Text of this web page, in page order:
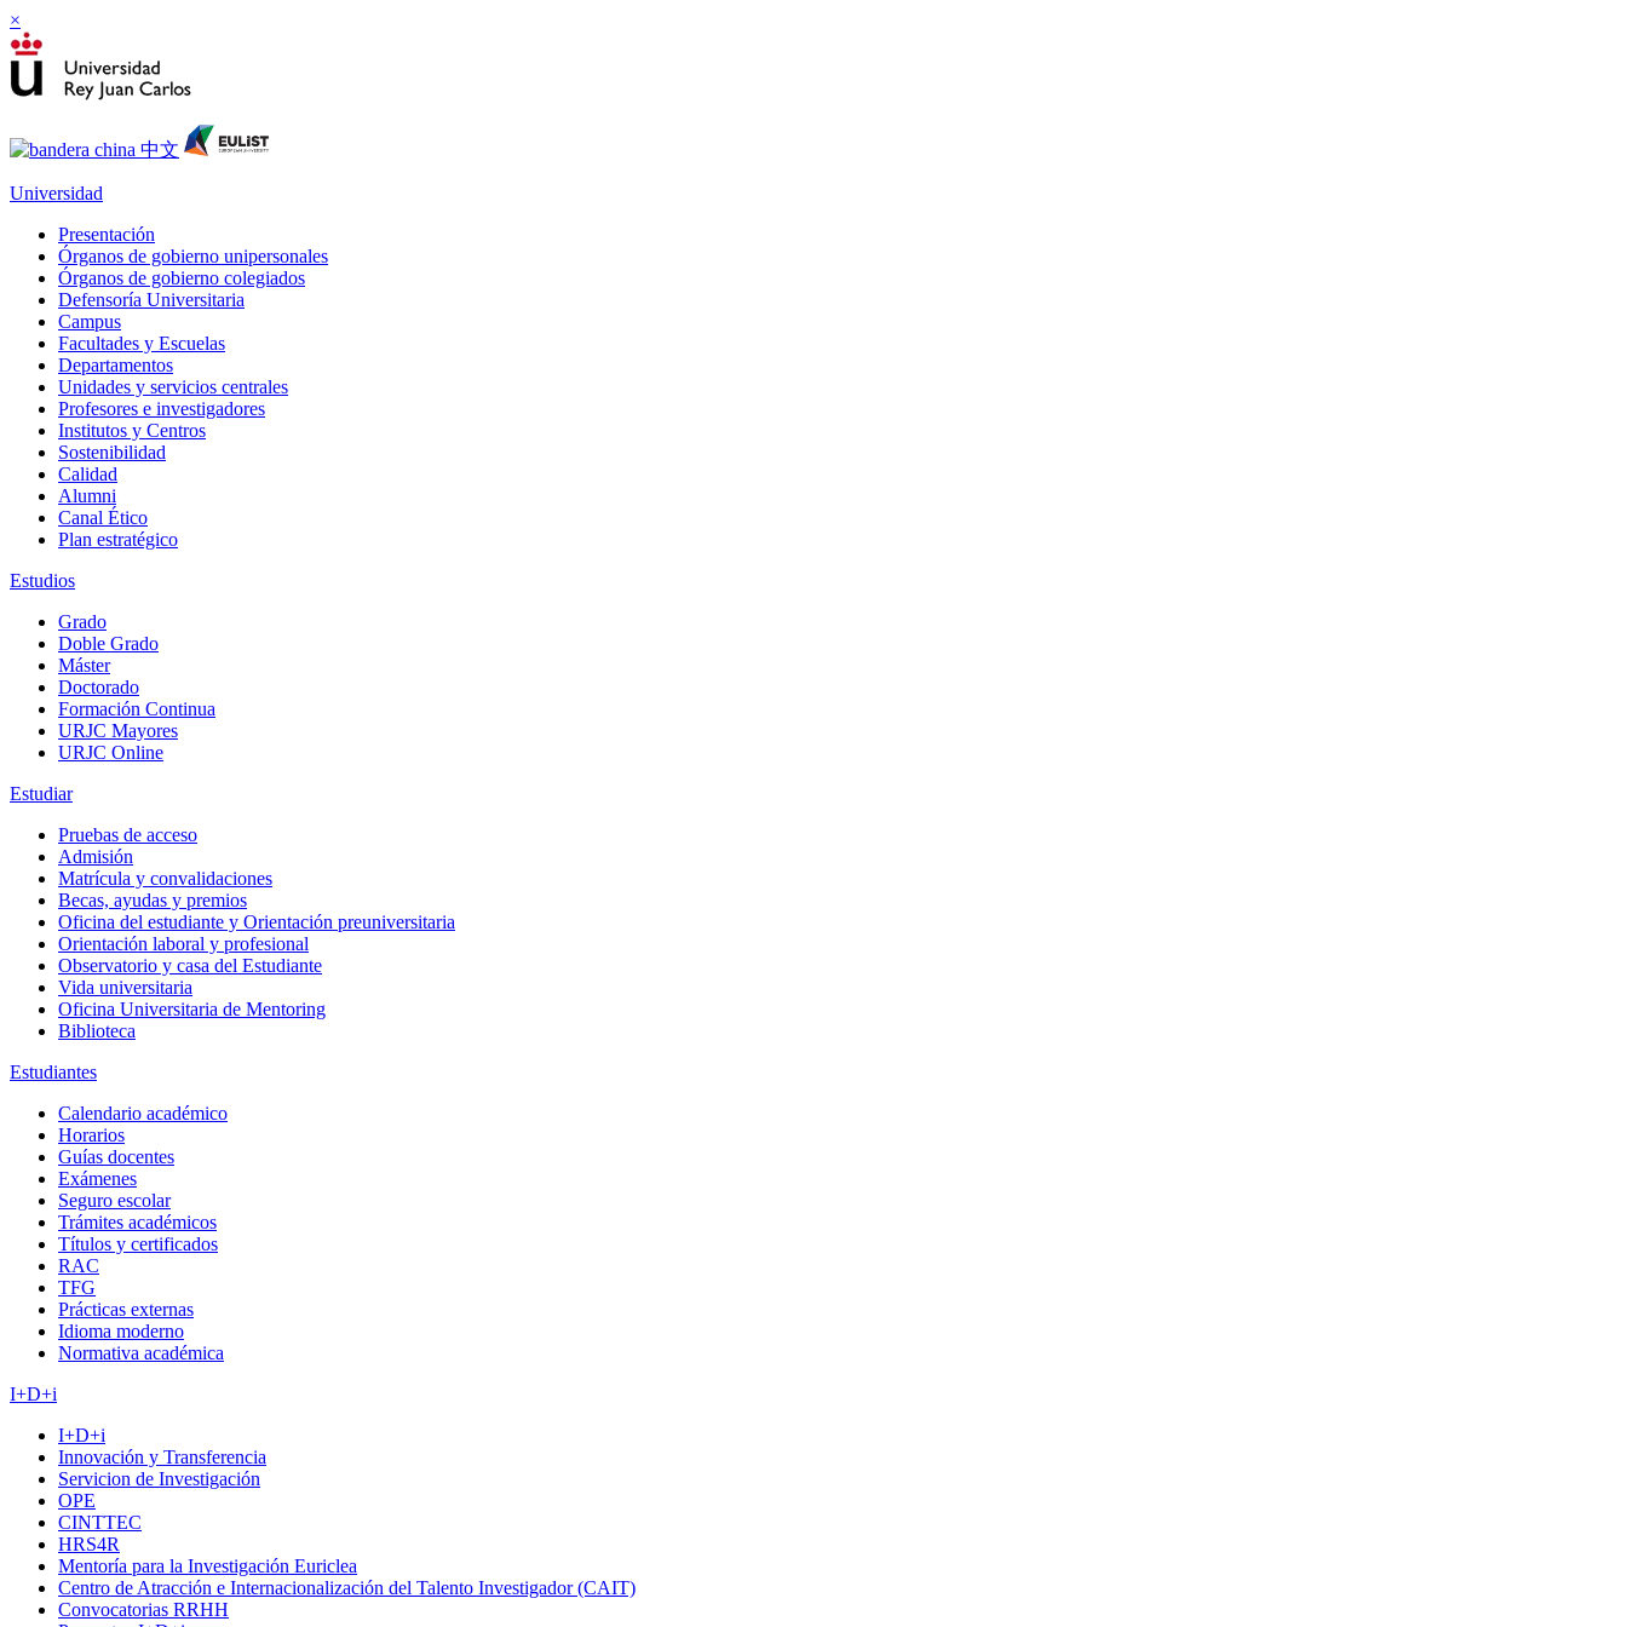
×
Universidad
Presentación
Órganos de gobierno unipersonales
Órganos de gobierno colegiados
Defensoría Universitaria
Campus
Facultades y Escuelas
Departamentos
Unidades y servicios centrales
Profesores e investigadores
Institutos y Centros
Sostenibilidad
Calidad
Alumni
Canal Ético
Plan estratégico
Estudios
Grado
Doble Grado
Máster
Doctorado
Formación Continua
URJC Mayores
URJC Online
Estudiar
Pruebas de acceso
Admisión
Matrícula y convalidaciones
Becas, ayudas y premios
Oficina del estudiante y Orientación preuniversitaria
Orientación laboral y profesional
Observatorio y casa del Estudiante
Vida universitaria
Oficina Universitaria de Mentoring
Biblioteca
Estudiantes
Calendario académico
Horarios
Guías docentes
Exámenes
Seguro escolar
Trámites académicos
Títulos y certificados
RAC
TFG
Prácticas externas
Idioma moderno
Normativa académica
I+D+i
I+D+i
Innovación y Transferencia
Servicion de Investigación
OPE
CINTTEC
HRS4R
Mentoría para la Investigación Euriclea
Centro de Atracción e Internacionalización del Talento Investigador (CAIT)
Convocatorias RRHH